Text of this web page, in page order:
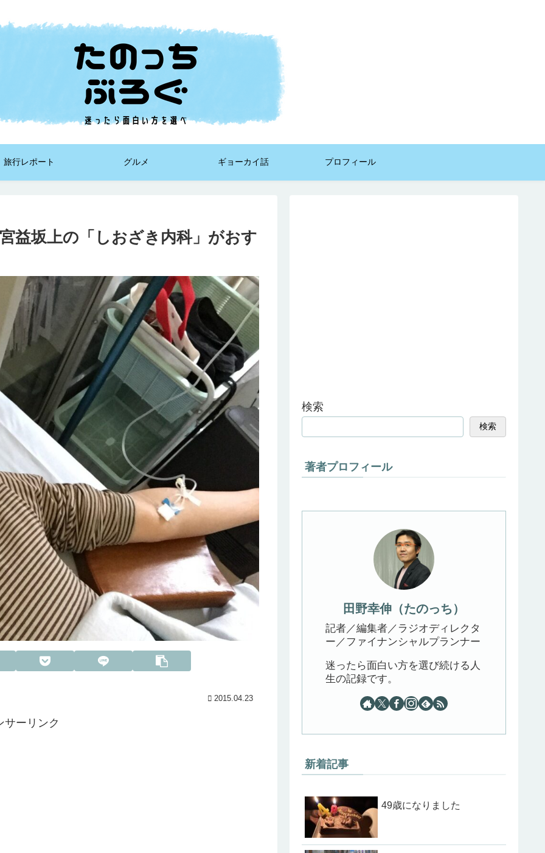
旅行レポート グルメ ギョーカイ話 プロフィール
益坂上の「しおざき内科」がおす
2015.04.23
サーリンク
検索
検索
著者プロフィール
田野幸伸（たのっち）
記者／編集者／ラジオディレクタ
ー／ファイナンシャルプランナー
迷ったら面白い方を選び続ける人
生の記録です。
新着記事
49歳になりました